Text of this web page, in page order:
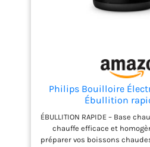
Philips Bouilloire
Ébullition
ÉBULLITION RAPIDE – Base
chauffe efficace et
préparer vos boissons